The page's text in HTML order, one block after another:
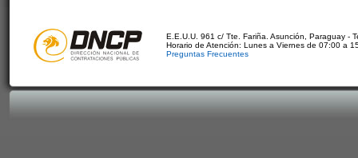
E.E.U.U. 961 c/ Tte. Fariña. Asunción, Paraguay -
Horario de Atención: Lunes a Viernes de 07:00 a
Preguntas Frecuentes